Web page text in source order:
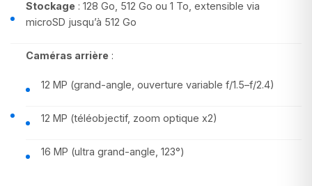
Stockage : 128 Go, 512 Go ou 1 To, extensible via
microSD jusqu’à 512 Go
Caméras arrière :
12 MP (grand-angle, ouverture variable f/1.5–f/2.4)
12 MP (téléobjectif, zoom optique x2)
16 MP (ultra grand-angle, 123°)